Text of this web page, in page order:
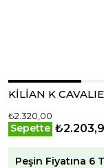
KİLİAN K
₺2.320,00
Sepette
Peşin Fiyatına 6